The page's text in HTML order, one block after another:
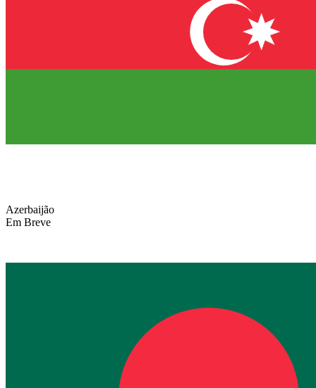
Azerbaijão
Em Breve